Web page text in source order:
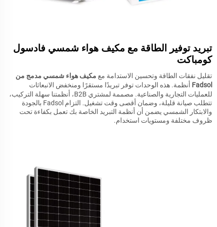
تبريد توفير الطاقة مع مكيف هواء شمسي فادسول
كومباكت
تقليل نفقات الطاقة وتحسين الاستدامة معمكيف هواء شمسي مدمج من
Fadsolأنظمة. هذه الوحدات توفر تبريدًا مستقرًا ومنخفض الانبعاثات
للعمليات التجارية والصناعية. مصممة لمشتري B2B، أنظمتنا سهلة التركيب،
تتطلب صيانة قليلة، وضمان أقصى وقت تشغيل. التزام Fadsol بالجودة
والابتكار الشمسي يضمن أن أنظمة التبريد الخاصة بك تعمل بكفاءة تحت
ظروف مختلفة ومستويات استخدام.